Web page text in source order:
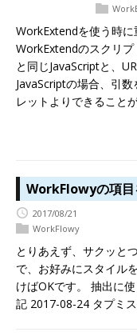
WorkExtendを使う時に
WorkExtendのスクリ
と同じJavaScriptと、
JavaScriptの場合、引
レットよりできること
WorkFlowyの項目
2017/08/21
WorkFlowy
とりあえず、サクッと
で、お好みにスタイル
けばOKです。 抽出に
記 2017-08-24 タプミ